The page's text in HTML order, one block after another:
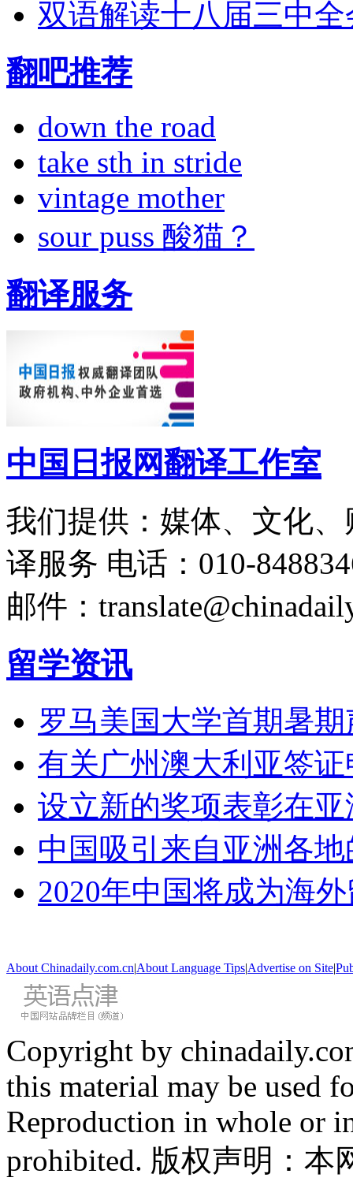
双语解读十八届三中全
翻吧推荐
down the road
take sth in stride
vintage mother
sour puss 酸猫？
翻译服务
中国日报网翻译工作室
我们提供：媒体、文化
译服务 电话：010-
邮件：
留学资讯
罗马美国大学首期暑
有关广州澳大利亚签
设立新的奖项表彰在
中国吸引来自亚洲各
2020年中国将成为海
About Chinadaily.com.cn|About Language Tips|Advertise on Site|
Copyright by
this material may be used
Reproduction in whole or
prohibited. 版权声明：